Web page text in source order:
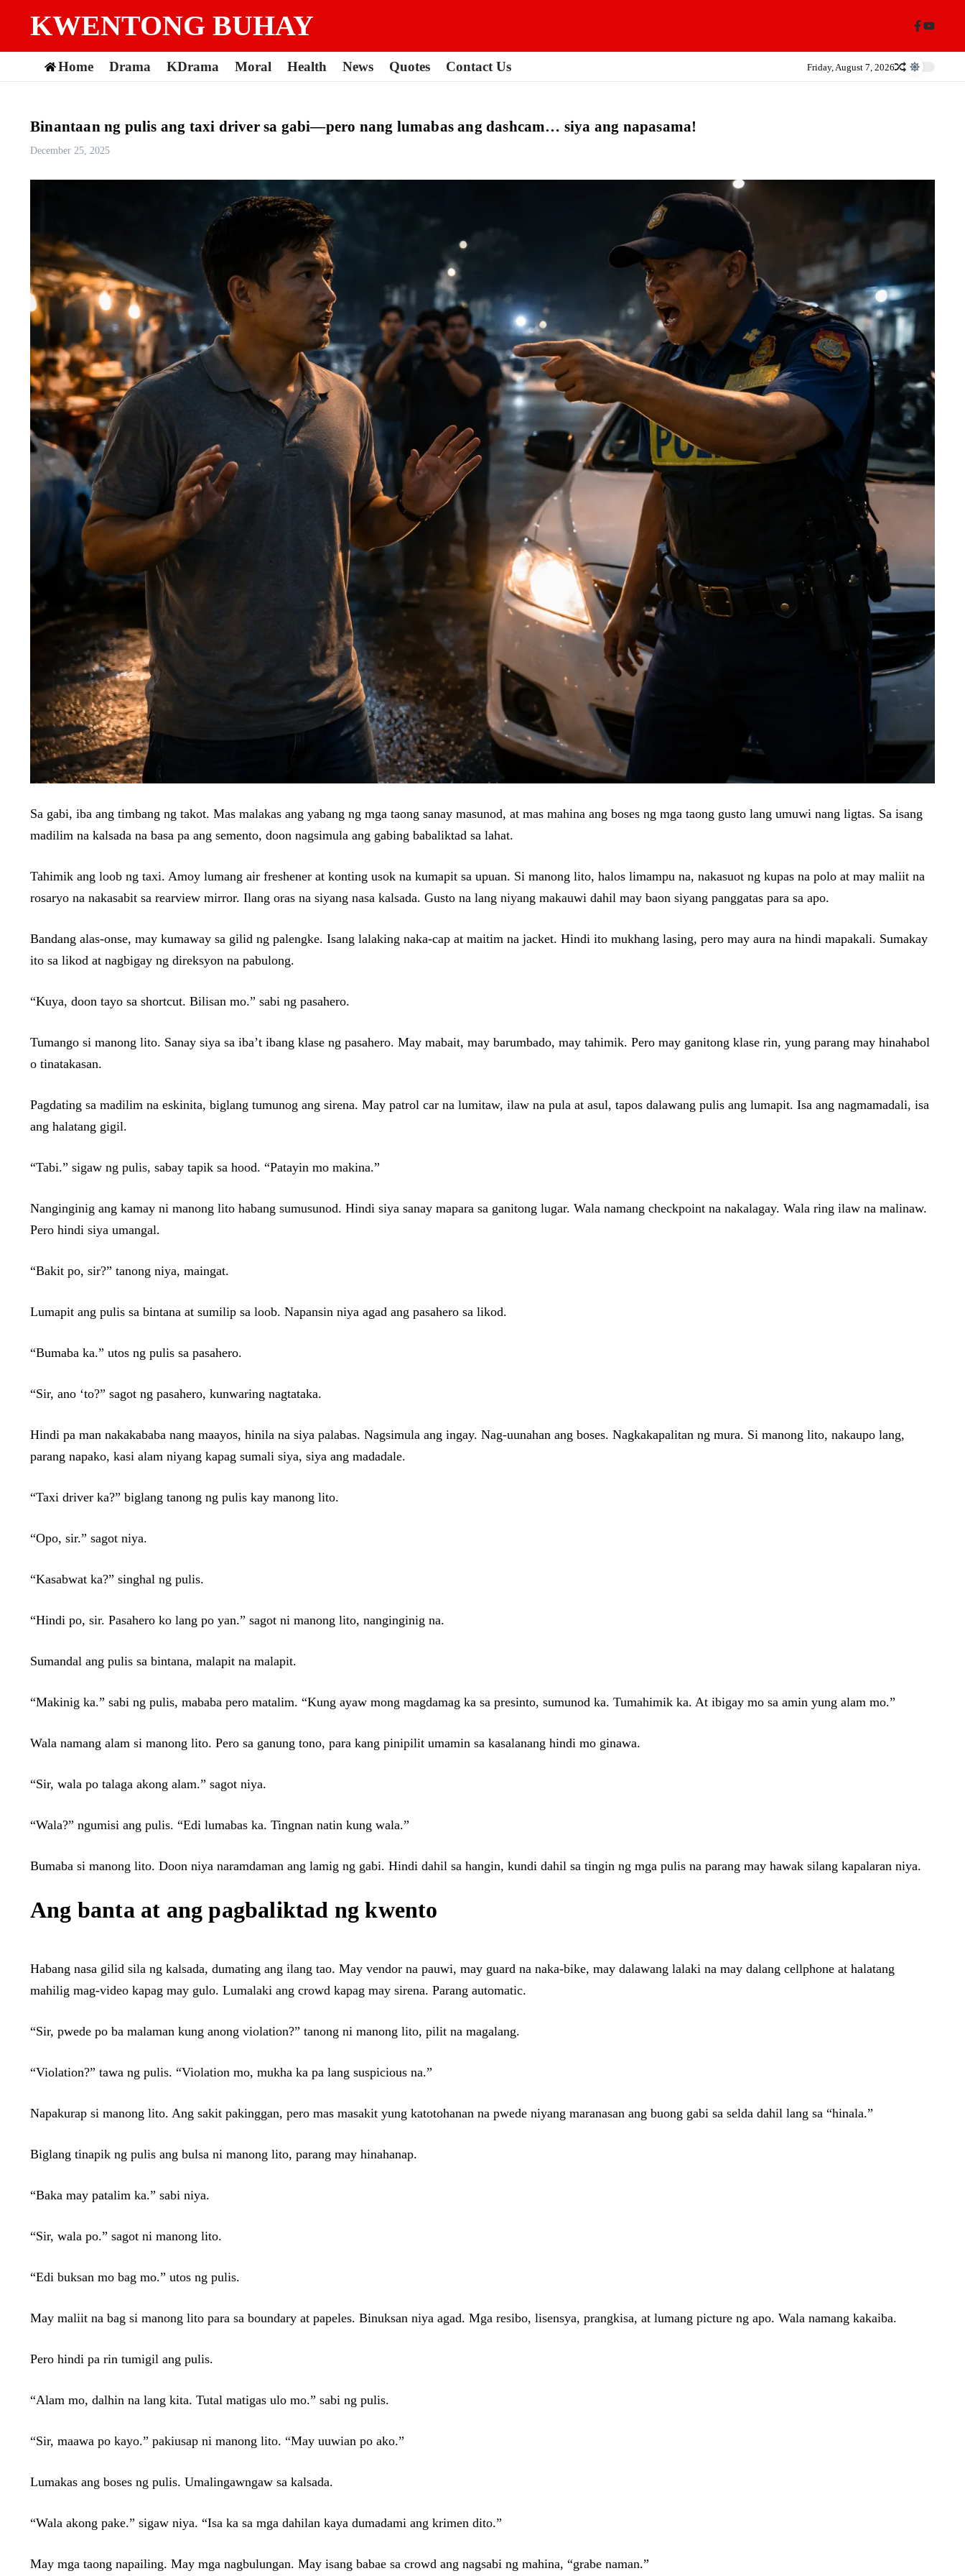
KWENTONG BUHAY
Home Drama KDrama Moral Health News Quotes Contact Us Friday, August 7, 2026
Binantaan ng pulis ang taxi driver sa gabi—pero nang lumabas ang dashcam… siya ang napasama!
December 25, 2025
Sa gabi, iba ang timbang ng takot. Mas malakas ang yabang ng mga taong sanay masunod, at mas mahina ang boses ng mga taong gusto lang umuwi nang ligtas. Sa isang
madilim na kalsada na basa pa ang semento, doon nagsimula ang gabing babaliktad sa lahat.
Tahimik ang loob ng taxi. Amoy lumang air freshener at konting usok na kumapit sa upuan. Si manong lito, halos limampu na, nakasuot ng kupas na polo at may maliit na
rosaryo na nakasabit sa rearview mirror. Ilang oras na siyang nasa kalsada. Gusto na lang niyang makauwi dahil may baon siyang panggatas para sa apo.
Bandang alas-onse, may kumaway sa gilid ng palengke. Isang lalaking naka-cap at maitim na jacket. Hindi ito mukhang lasing, pero may aura na hindi mapakali. Sumakay
ito sa likod at nagbigay ng direksyon na pabulong.
“Kuya, doon tayo sa shortcut. Bilisan mo.” sabi ng pasahero.
Tumango si manong lito. Sanay siya sa iba’t ibang klase ng pasahero. May mabait, may barumbado, may tahimik. Pero may ganitong klase rin, yung parang may hinahabol
o tinatakasan.
Pagdating sa madilim na eskinita, biglang tumunog ang sirena. May patrol car na lumitaw, ilaw na pula at asul, tapos dalawang pulis ang lumapit. Isa ang nagmamadali, isa
ang halatang gigil.
“Tabi.” sigaw ng pulis, sabay tapik sa hood. “Patayin mo makina.”
Nanginginig ang kamay ni manong lito habang sumusunod. Hindi siya sanay mapara sa ganitong lugar. Wala namang checkpoint na nakalagay. Wala ring ilaw na malinaw.
Pero hindi siya umangal.
“Bakit po, sir?” tanong niya, maingat.
Lumapit ang pulis sa bintana at sumilip sa loob. Napansin niya agad ang pasahero sa likod.
“Bumaba ka.” utos ng pulis sa pasahero.
“Sir, ano ‘to?” sagot ng pasahero, kunwaring nagtataka.
Hindi pa man nakakababa nang maayos, hinila na siya palabas. Nagsimula ang ingay. Nag-uunahan ang boses. Nagkakapalitan ng mura. Si manong lito, nakaupo lang,
parang napako, kasi alam niyang kapag sumali siya, siya ang madadale.
“Taxi driver ka?” biglang tanong ng pulis kay manong lito.
“Opo, sir.” sagot niya.
“Kasabwat ka?” singhal ng pulis.
“Hindi po, sir. Pasahero ko lang po yan.” sagot ni manong lito, nanginginig na.
Sumandal ang pulis sa bintana, malapit na malapit.
“Makinig ka.” sabi ng pulis, mababa pero matalim. “Kung ayaw mong magdamag ka sa presinto, sumunod ka. Tumahimik ka. At ibigay mo sa amin yung alam mo.”
Wala namang alam si manong lito. Pero sa ganung tono, para kang pinipilit umamin sa kasalanang hindi mo ginawa.
“Sir, wala po talaga akong alam.” sagot niya.
“Wala?” ngumisi ang pulis. “Edi lumabas ka. Tingnan natin kung wala.”
Bumaba si manong lito. Doon niya naramdaman ang lamig ng gabi. Hindi dahil sa hangin, kundi dahil sa tingin ng mga pulis na parang may hawak silang kapalaran niya.
Ang banta at ang pagbaliktad ng kwento
Habang nasa gilid sila ng kalsada, dumating ang ilang tao. May vendor na pauwi, may guard na naka-bike, may dalawang lalaki na may dalang cellphone at halatang
mahilig mag-video kapag may gulo. Lumalaki ang crowd kapag may sirena. Parang automatic.
“Sir, pwede po ba malaman kung anong violation?” tanong ni manong lito, pilit na magalang.
“Violation?” tawa ng pulis. “Violation mo, mukha ka pa lang suspicious na.”
Napakurap si manong lito. Ang sakit pakinggan, pero mas masakit yung katotohanan na pwede niyang maranasan ang buong gabi sa selda dahil lang sa “hinala.”
Biglang tinapik ng pulis ang bulsa ni manong lito, parang may hinahanap.
“Baka may patalim ka.” sabi niya.
“Sir, wala po.” sagot ni manong lito.
“Edi buksan mo bag mo.” utos ng pulis.
May maliit na bag si manong lito para sa boundary at papeles. Binuksan niya agad. Mga resibo, lisensya, prangkisa, at lumang picture ng apo. Wala namang kakaiba.
Pero hindi pa rin tumigil ang pulis.
“Alam mo, dalhin na lang kita. Tutal matigas ulo mo.” sabi ng pulis.
“Sir, maawa po kayo.” pakiusap ni manong lito. “May uuwian po ako.”
Lumakas ang boses ng pulis. Umalingawngaw sa kalsada.
“Wala akong pake.” sigaw niya. “Isa ka sa mga dahilan kaya dumadami ang krimen dito.”
May mga taong napailing. May mga nagbulungan. May isang babae sa crowd ang nagsabi ng mahina, “grabe naman.”